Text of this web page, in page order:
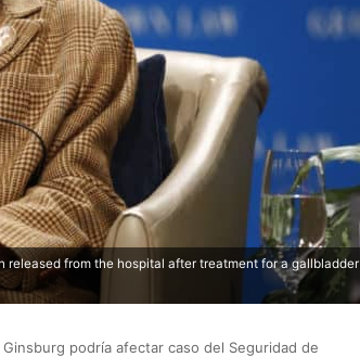
released from the hospital after treatment for a gallbladder
podría afectar caso del Seguridad de